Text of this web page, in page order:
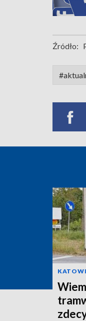
Źródło: